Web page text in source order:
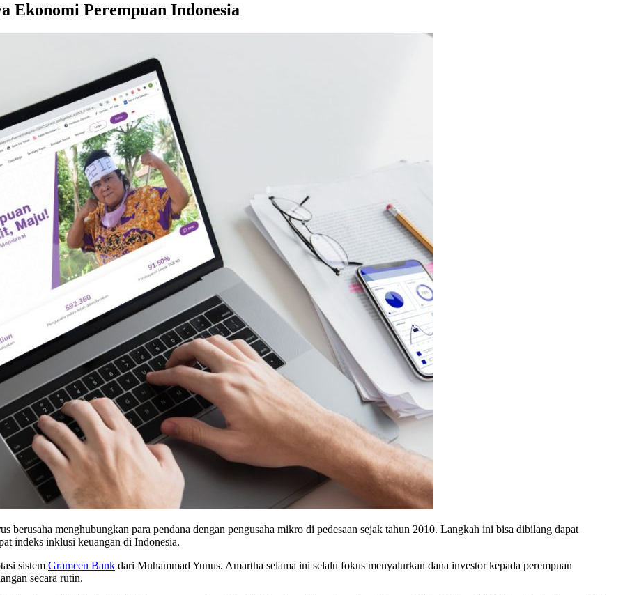
Ekonomi Perempuan Indonesia
berusaha menghubungkan para pendana dengan pengusaha mikro di pedesaan sejak tahun 2010. Langkah ini bisa dibilang dapat
indeks inklusi keuangan di Indonesia.
sistem Grameen Bank dari Muhammad Yunus. Amartha selama ini selalu fokus menyalurkan dana investor kepada perempuan
secara rutin.